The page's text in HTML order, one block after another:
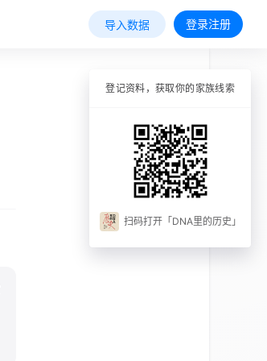
导入数据 登录注册
登记资料，获取你的家族线索
扫码打开「DNA里的历史」